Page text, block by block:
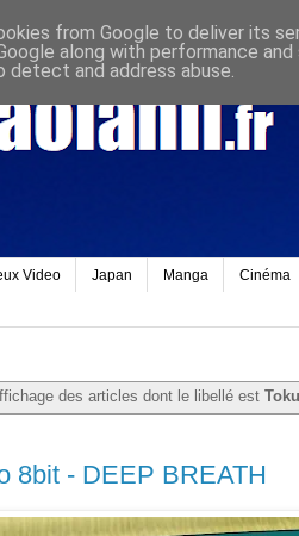
Video Japan Manga Cinéma
des articles dont le libellé est
8bit - DEEP BREATH
from Google to deliver its
along with performance
and address abuse.